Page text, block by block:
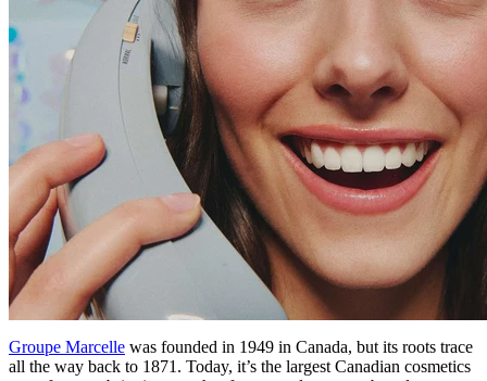
Groupe Marcelle was founded in 1949 in Canada, but its roots trace
all the way back to 1871. Today, it’s the largest Canadian cosmetics